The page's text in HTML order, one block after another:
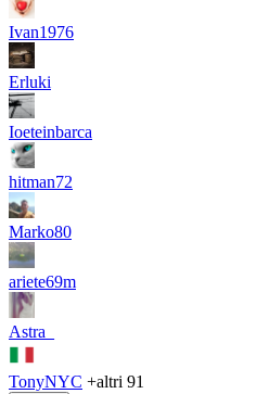
Ivan1976
Erluki
Ioeteinbarca
hitman72
Marko80
ariete69m
Astra_
TonyNYC +altri 91